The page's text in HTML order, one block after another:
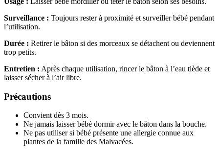
Surveillance : Toujours rester à proximité et surveiller bébé pendant
l’utilisation.
Durée : Retirer le bâton si des morceaux se détachent ou deviennent
trop petits.
Entretien : Après chaque utilisation, rincer le bâton à l’eau tiède et
laisser sécher à l’air libre.
Précautions
Convient dès 3 mois.
Ne jamais laisser bébé dormir avec le bâton dans la bouche.
Ne pas utiliser si bébé présente une allergie connue aux
plantes de la famille des Malvacées.